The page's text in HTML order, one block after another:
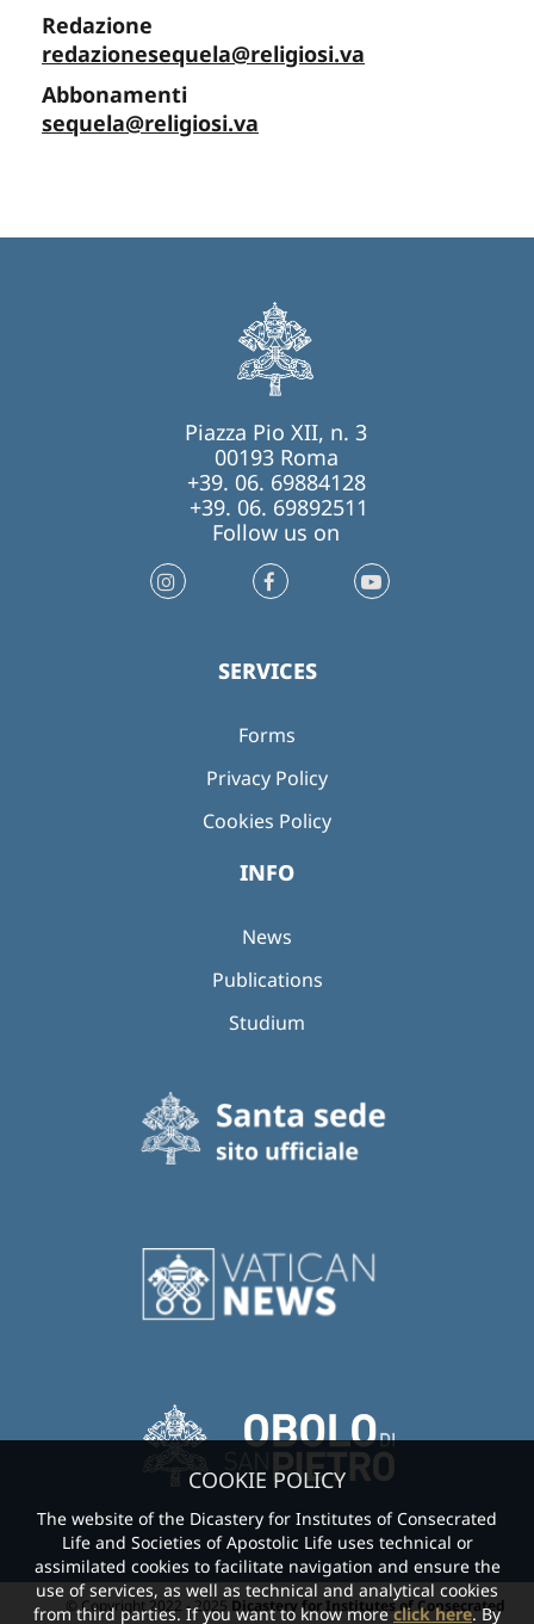
Redazione
redazionesequela@religiosi.va
Abbonamenti
sequela@religiosi.va
Piazza Pio XII, n. 3
00193 Roma
+39. 06. 69884128
+39. 06. 69892511
Follow us on
SERVICES
Forms
Privacy Policy
Cookies Policy
INFO
News
Publications
Studium
© Copyright 2022 - 2025 Dicastery for Institutes of Consecrated
COOKIE POLICY
The website of the Dicastery for Institutes of Consecrated
Life and Societies of Apostolic Life uses technical or
assimilated cookies to facilitate navigation and ensure the
use of services, as well as technical and analytical cookies
from third parties. If you want to know moreclick here. By